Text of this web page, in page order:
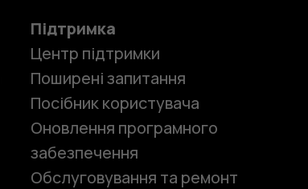
Підтримка
Центр підтримки
Поширені запитання
Посібник користувача
Оновлення програмного
забезпечення
Обслуговування та ремонт